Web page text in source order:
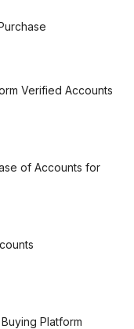
Verified Accounts
of Accounts for
Platform